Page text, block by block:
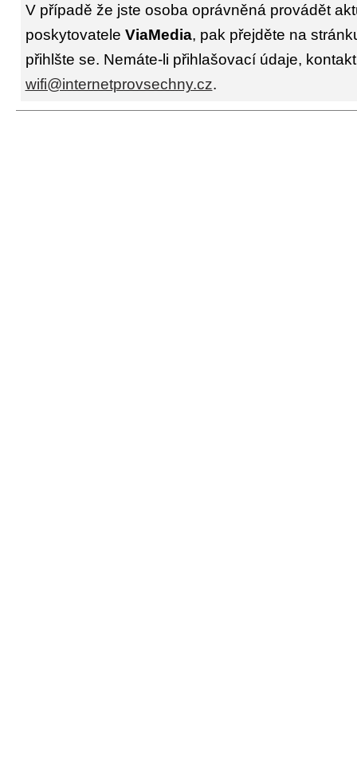
V případě že jste osoba oprávněná provádět
poskytovatele ViaMedia, pak přejděte na
přihlšte se. Nemáte-li přihlašovací údaje,
wifi@internetprovsechny.cz.